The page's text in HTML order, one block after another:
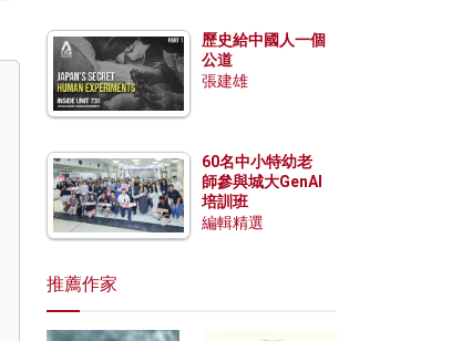
歷史給中國人一個
公道
張建雄
60名中小特幼老
師參與城大GenAI
培訓班
編輯精選
推薦作家